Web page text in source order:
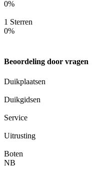
0%
1 Sterren
0%
Beoordeling door vragen
Duikplaatsen
Duikgidsen
Service
Uitrusting
Boten
NB